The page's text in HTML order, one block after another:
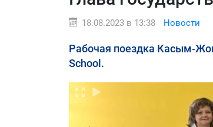
18.08.2023 в 13:38 Новости
Рабочая поездка Касым-
School.